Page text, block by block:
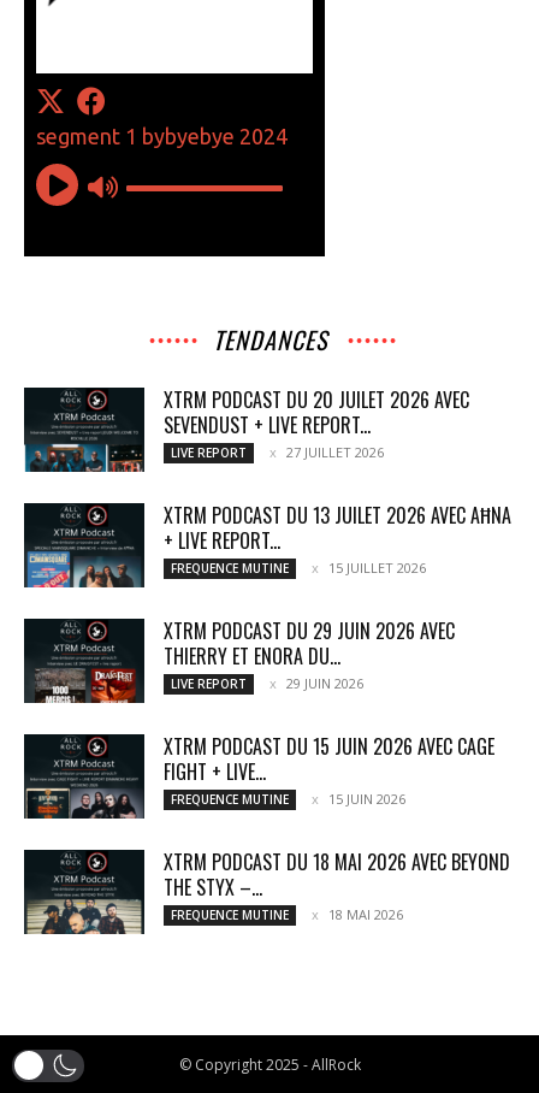
TENDANCES
XTRM PODCAST DU 20 JUILET 2026 AVEC
SEVENDUST + LIVE REPORT...
LIVE REPORT 27 JUILLET 2026
XTRM PODCAST DU 13 JUILET 2026 AVEC AĦNA
+ LIVE REPORT...
FREQUENCE MUTINE 15 JUILLET 2026
XTRM PODCAST DU 29 JUIN 2026 AVEC
THIERRY ET ENORA DU...
LIVE REPORT 29 JUIN 2026
XTRM PODCAST DU 15 JUIN 2026 AVEC CAGE
FIGHT + LIVE...
FREQUENCE MUTINE 15 JUIN 2026
XTRM PODCAST DU 18 MAI 2026 AVEC BEYOND
THE STYX –...
FREQUENCE MUTINE 18 MAI 2026
© Copyright 2025 - AllRock